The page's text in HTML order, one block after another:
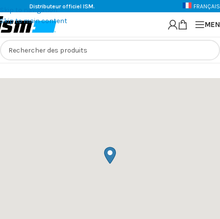
Skip to navigation
Skip to main content
Distributeur officiel ISM. FRANÇAIS